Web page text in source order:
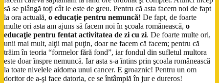
să se plângă toţi cât le este de greu. Pentru că asta facem noi de fapt
la ora actuală, o educaţie pentru nemuncă! De fapt, de foarte
multe ori asta am ajuns să facem noi în şcoala românească, o
educaţie pentru fentat activitatea de zi cu zi. De foarte multe ori,
unii mai mult, alţii mai puţin, doar ne facem că facem; pentru că
trăim în teoria “formelor fără fond”, iar fondul din sufletul multora
este doar înspre nemuncă. Iar asta s-a întins prin şcoala românească
la toate nivelele aidoma unui cancer. E groaznic! Pentru un om
doritor de a-şi face datoria, ce se întâmplă în jur e dureros!